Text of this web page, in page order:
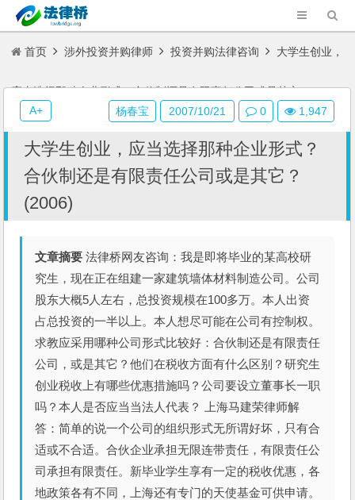
首页 涉外投资并购律师 投资并购法律咨询 大学生创业，
应当选择那种企业形式？合伙制还是有限责任公司或是其它？(2006)
大学生创业，应当选择那种企业形式？
合伙制还是有限责任公司或是其它？
(2006)
文章摘要 法律桥网友咨询：我是即将毕业的某高校研
究生，现在正在组建一家建筑墙体材料制造公司。公司
股东大概5人左右，总投资规模在100多万。本人出资
占总投资的一半以上。本人想尽可能在公司有控制权。
求教应采用哪种公司形式比较好：合伙制还是有限责任
公司，或是其它？他们在税收方面有什么区别？研究生
创业税收上有哪些优惠措施吗？公司要设立董事长一职
吗？本人是否应当当法人代表？ 上海马建荣律师解
答：简单的说一个公司的组织形式无所谓好坏，只有合
适或不合适。合伙企业承担无限连带责任，有限责任公
司承担有限责任。新毕业学生享有一定的税收优惠，各
地政策各有不同，上海还有专门的天使基金可供申请。
杨春宝 2007/10/21 0 1,947
A+